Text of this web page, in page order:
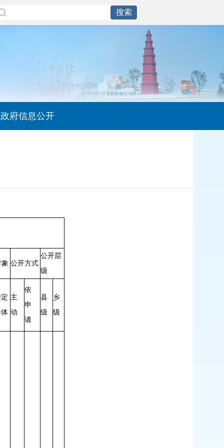
政府信息公开
公开方式
公开层
级
主
动
依
申
请
县
级
乡
级